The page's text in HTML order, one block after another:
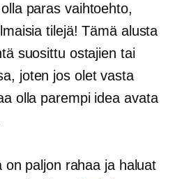
paras vaihtoehto,
​​tilejä! Tämä alusta
suosittu ostajien tai
joten jos olet vasta
olla parempi idea avata
on paljon rahaa ja haluat